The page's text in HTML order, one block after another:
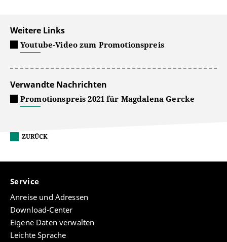
Weitere Links
Youtube-Video zum Promotionspreis
Verwandte Nachrichten
Promotionspreis 2021 für Magdalena Gercke
ZURÜCK
Service
Anreise und Adressen
Download-Center
Eigene Daten verwalten
Leichte Sprache